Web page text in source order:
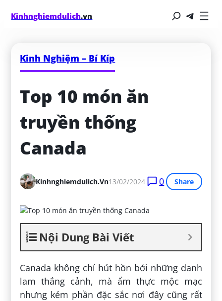
Kinhnghiemdulich.vn
Kinh Nghiệm – Bí Kíp
Top 10 món ăn
truyền thống
Canada
Kinhnghiemdulich.vn13/02/2024 0 Share
Nội Dung Bài Viết
Canada không chỉ hút hồn bởi những danh
lam thắng cảnh, mà ẩm thực mộc mạc
nhưng kém phần đặc sắc nơi đây cũng rất